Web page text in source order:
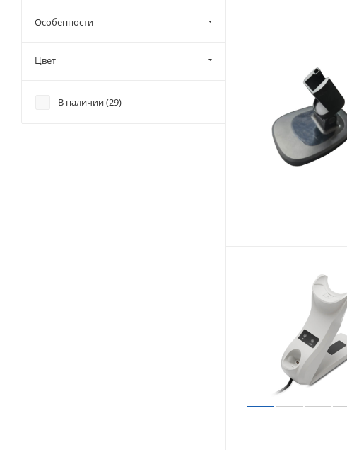
Особенности
Цвет
В наличии (29)